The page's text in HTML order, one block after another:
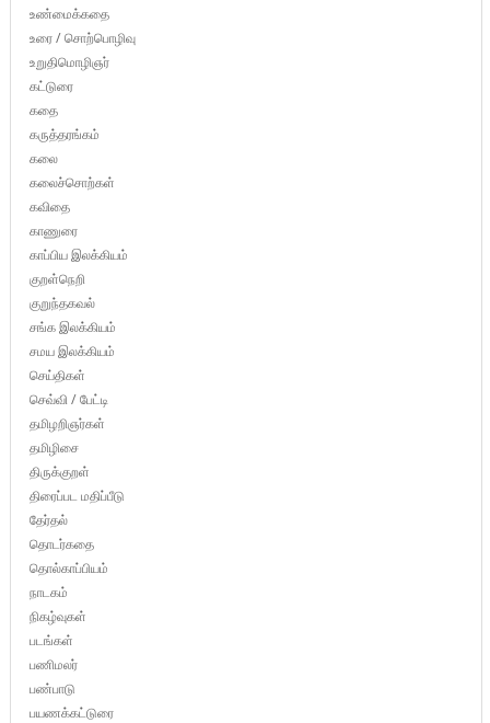
உண்மைக்கதை
உரை / சொற்பொழிவு
உறுதிமொழிஞர்
கட்டுரை
கதை
கருத்தரங்கம்
கலை
கலைச்சொற்கள்
கவிதை
காணுரை
காப்பிய இலக்கியம்
குறள்நெறி
குறுந்தகவல்
சங்க இலக்கியம்
சமய இலக்கியம்
செய்திகள்
செவ்வி / பேட்டி
தமிழறிஞர்கள்
தமிழிசை
திருக்குறள்
திரைப்பட மதிப்பீடு
தேர்தல்
தொடர்கதை
தொல்காப்பியம்
நாடகம்
நிகழ்வுகள்
படங்கள்
பணிமலர்
பண்பாடு
பயணக்கட்டுரை